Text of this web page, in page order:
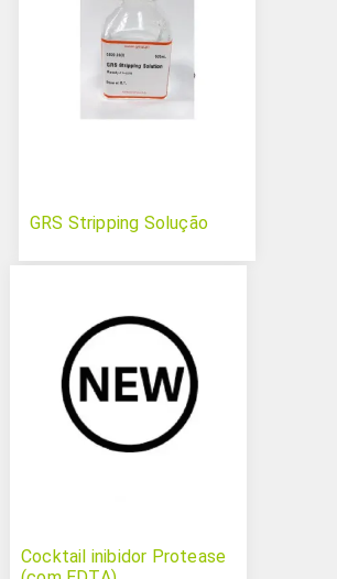
GRS Stripping Solução
Cocktail inibidor Protease